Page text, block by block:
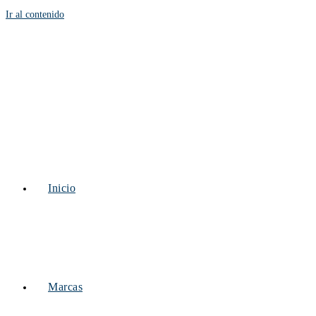
Ir al contenido
Inicio
Marcas